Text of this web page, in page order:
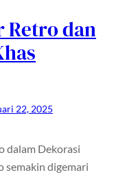
Retro dan
22, 2025
dalam Dekorasi
digemari